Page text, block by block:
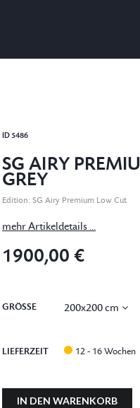
ID5486
SG AIRY
GREY
Edition: SG Airy Premium Low Cut
mehr Artikeldetails ...
1900,00 €
GRÖSSE 200x200 cm
LIEFERZEIT 12 - 16 Wochen
IN DEN WARENKORB